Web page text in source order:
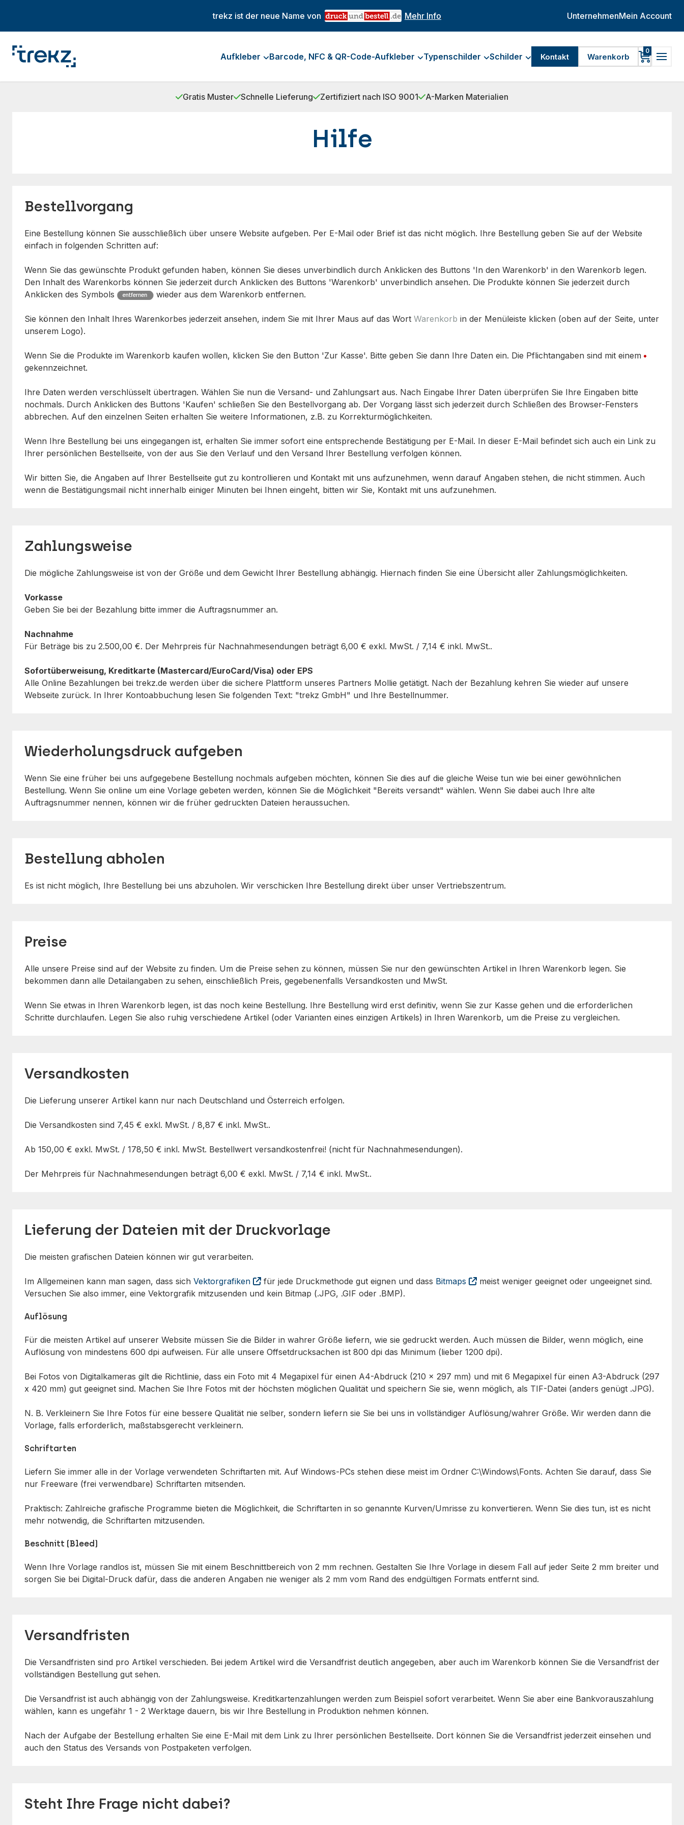
trekz ist der neue Name von Mehr Info. UnternehmenMein Account
Aufkleber Barcode, NFC & QR-Code-Aufkleber Typenschilder Schilder Kontakt Warenkorb
0
Gratis Muster Schnelle Lieferung Zertifiziert nach ISO 9001 A-Marken Materialien
Hilfe
Bestellvorgang
Eine Bestellung können Sie ausschließlich über unsere Website aufgeben. Per E-Mail oder Brief ist das nicht möglich. Ihre Bestellung geben Sie auf der Website
einfach in folgenden Schritten auf:
Wenn Sie das gewünschte Produkt gefunden haben, können Sie dieses unverbindlich durch Anklicken des Buttons 'In den Warenkorb' in den Warenkorb legen.
Den Inhalt des Warenkorbs können Sie jederzeit durch Anklicken des Buttons 'Warenkorb' unverbindlich ansehen. Die Produkte können Sie jederzeit durch
Anklicken des Symbols
wieder aus dem Warenkorb entfernen.
Sie können den Inhalt Ihres Warenkorbes jederzeit ansehen, indem Sie mit Ihrer Maus auf das Wort Warenkorb in der Menüleiste klicken (oben auf der Seite, unter
unserem Logo).
Wenn Sie die Produkte im Warenkorb kaufen wollen, klicken Sie den Button 'Zur Kasse'. Bitte geben Sie dann Ihre Daten ein. Die Pflichtangaben sind mit einem
gekennzeichnet.
Ihre Daten werden verschlüsselt übertragen. Wählen Sie nun die Versand- und Zahlungsart aus. Nach Eingabe Ihrer Daten überprüfen Sie Ihre Eingaben bitte
nochmals. Durch Anklicken des Buttons 'Kaufen' schließen Sie den Bestellvorgang ab. Der Vorgang lässt sich jederzeit durch Schließen des Browser-Fensters
abbrechen. Auf den einzelnen Seiten erhalten Sie weitere Informationen, z.B. zu Korrekturmöglichkeiten.
Wenn Ihre Bestellung bei uns eingegangen ist, erhalten Sie immer sofort eine entsprechende Bestätigung per E-Mail. In dieser E-Mail befindet sich auch ein Link zu
Ihrer persönlichen Bestellseite, von der aus Sie den Verlauf und den Versand Ihrer Bestellung verfolgen können.
Wir bitten Sie, die Angaben auf Ihrer Bestellseite gut zu kontrollieren und Kontakt mit uns aufzunehmen, wenn darauf Angaben stehen, die nicht stimmen. Auch
wenn die Bestätigungsmail nicht innerhalb einiger Minuten bei Ihnen eingeht, bitten wir Sie, Kontakt mit uns aufzunehmen.
Zahlungsweise
Die mögliche Zahlungsweise ist von der Größe und dem Gewicht Ihrer Bestellung abhängig. Hiernach finden Sie eine Übersicht aller Zahlungsmöglichkeiten.
Vorkasse
Geben Sie bei der Bezahlung bitte immer die Auftragsnummer an.
Nachnahme
Für Beträge bis zu 2.500,00 €. Der Mehrpreis für Nachnahmesendungen beträgt 6,00 € exkl. MwSt. / 7,14 € inkl. MwSt..
Sofortüberweisung, Kreditkarte (Mastercard/EuroCard/Visa) oder EPS
Alle Online Bezahlungen bei trekz.de werden über die sichere Plattform unseres Partners Mollie getätigt. Nach der Bezahlung kehren Sie wieder auf unsere
Webseite zurück. In Ihrer Kontoabbuchung lesen Sie folgenden Text: "trekz GmbH" und Ihre Bestellnummer.
Wiederholungsdruck aufgeben
Wenn Sie eine früher bei uns aufgegebene Bestellung nochmals aufgeben möchten, können Sie dies auf die gleiche Weise tun wie bei einer gewöhnlichen
Bestellung. Wenn Sie online um eine Vorlage gebeten werden, können Sie die Möglichkeit "Bereits versandt" wählen. Wenn Sie dabei auch Ihre alte
Auftragsnummer nennen, können wir die früher gedruckten Dateien heraussuchen.
Bestellung abholen
Es ist nicht möglich, Ihre Bestellung bei uns abzuholen. Wir verschicken Ihre Bestellung direkt über unser Vertriebszentrum.
Preise
Alle unsere Preise sind auf der Website zu finden. Um die Preise sehen zu können, müssen Sie nur den gewünschten Artikel in Ihren Warenkorb legen. Sie
bekommen dann alle Detailangaben zu sehen, einschließlich Preis, gegebenenfalls Versandkosten und MwSt.
Wenn Sie etwas in Ihren Warenkorb legen, ist das noch keine Bestellung. Ihre Bestellung wird erst definitiv, wenn Sie zur Kasse gehen und die erforderlichen
Schritte durchlaufen. Legen Sie also ruhig verschiedene Artikel (oder Varianten eines einzigen Artikels) in Ihren Warenkorb, um die Preise zu vergleichen.
Versandkosten
Die Lieferung unserer Artikel kann nur nach Deutschland und Österreich erfolgen.
Die Versandkosten sind 7,45 € exkl. MwSt. / 8,87 € inkl. MwSt..
Ab 150,00 € exkl. MwSt. / 178,50 € inkl. MwSt. Bestellwert versandkostenfrei! (nicht für Nachnahmesendungen).
Der Mehrpreis für Nachnahmesendungen beträgt 6,00 € exkl. MwSt. / 7,14 € inkl. MwSt..
Lieferung der Dateien mit der Druckvorlage
Die meisten grafischen Dateien können wir gut verarbeiten.
Im Allgemeinen kann man sagen, dass sich Vektorgrafiken für jede Druckmethode gut eignen und dass Bitmaps
meist weniger geeignet oder ungeeignet sind.
Versuchen Sie also immer, eine Vektorgrafik mitzusenden und kein Bitmap (.JPG, .GIF oder .BMP).
Auflösung
Für die meisten Artikel auf unserer Website müssen Sie die Bilder in wahrer Größe liefern, wie sie gedruckt werden. Auch müssen die Bilder, wenn möglich, eine
Auflösung von mindestens 600 dpi aufweisen. Für alle unsere Offsetdrucksachen ist 800 dpi das Minimum (lieber 1200 dpi).
Bei Fotos von Digitalkameras gilt die Richtlinie, dass ein Foto mit 4 Megapixel für einen A4-Abdruck (210 x 297 mm) und mit 6 Megapixel für einen A3-Abdruck (297
x 420 mm) gut geeignet sind. Machen Sie Ihre Fotos mit der höchsten möglichen Qualität und speichern Sie sie, wenn möglich, als TIF-Datei (anders genügt .JPG).
N. B. Verkleinern Sie Ihre Fotos für eine bessere Qualität nie selber, sondern liefern sie Sie bei uns in vollständiger Auflösung/wahrer Größe. Wir werden dann die
Vorlage, falls erforderlich, maßstabsgerecht verkleinern.
Schriftarten
Liefern Sie immer alle in der Vorlage verwendeten Schriftarten mit. Auf Windows-PCs stehen diese meist im Ordner C:\Windows\Fonts. Achten Sie darauf, dass Sie
nur Freeware (frei verwendbare) Schriftarten mitsenden.
Praktisch: Zahlreiche grafische Programme bieten die Möglichkeit, die Schriftarten in so genannte Kurven/Umrisse zu konvertieren. Wenn Sie dies tun, ist es nicht
mehr notwendig, die Schriftarten mitzusenden.
Beschnitt (Bleed)
Wenn Ihre Vorlage randlos ist, müssen Sie mit einem Beschnittbereich von 2 mm rechnen. Gestalten Sie Ihre Vorlage in diesem Fall auf jeder Seite 2 mm breiter und
sorgen Sie bei Digital-Druck dafür, dass die anderen Angaben nie weniger als 2 mm vom Rand des endgültigen Formats entfernt sind.
Versandfristen
Die Versandfristen sind pro Artikel verschieden. Bei jedem Artikel wird die Versandfrist deutlich angegeben, aber auch im Warenkorb können Sie die Versandfrist der
vollständigen Bestellung gut sehen.
Die Versandfrist ist auch abhängig von der Zahlungsweise. Kreditkartenzahlungen werden zum Beispiel sofort verarbeitet. Wenn Sie aber eine Bankvorauszahlung
wählen, kann es ungefähr 1 - 2 Werktage dauern, bis wir Ihre Bestellung in Produktion nehmen können.
Nach der Aufgabe der Bestellung erhalten Sie eine E-Mail mit dem Link zu Ihrer persönlichen Bestellseite. Dort können Sie die Versandfrist jederzeit einsehen und
auch den Status des Versands von Postpaketen verfolgen.
Steht Ihre Frage nicht dabei?